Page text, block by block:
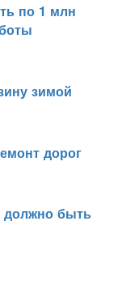
по 1 млн
зимой
дорог
должно быть